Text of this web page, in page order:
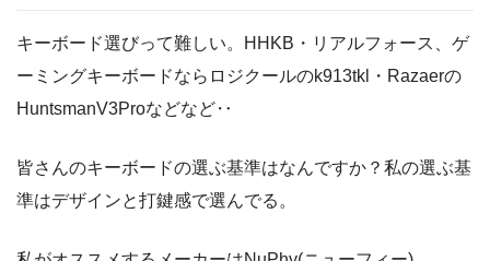
キーボード選びって難しい。HHKB・リアルフォース、ゲ
ーミングキーボードならロジクールのk913tkl・Razaerの
HuntsmanV3Proなどなど‥
皆さんのキーボードの選ぶ基準はなんですか？私の選ぶ基
準はデザインと打鍵感で選んでる。